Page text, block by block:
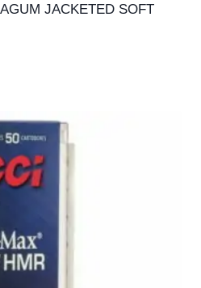
JACKETED SOFT